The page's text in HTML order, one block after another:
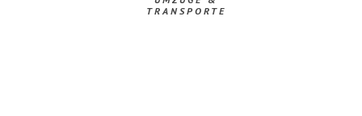
TRANSPORTE